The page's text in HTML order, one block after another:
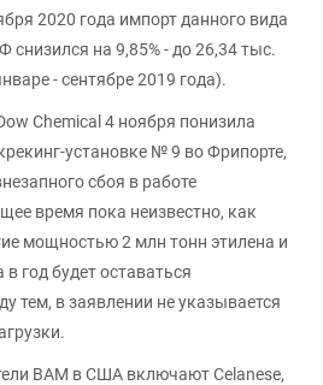
2020 года импорт данного вида
снизился на 9,85% - до 26,34 тыс.
- сентябре 2019 года).
Chemical 4 ноября понизила
установке № 9 во Фрипорте,
сбоя в работе
время пока неизвестно, как
мощностью 2 млн тонн этилена и
год будет оставаться
тем, в заявлении не указывается
ВAM в США включают Celanese,